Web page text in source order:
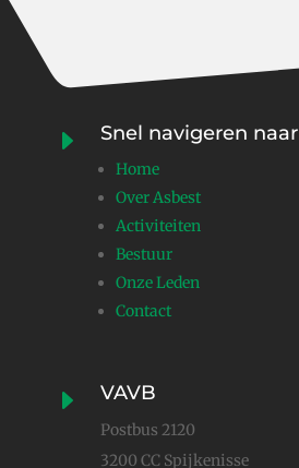
E Snel navigeren naar
Home
Over Asbest
Activiteiten
Bestuur
Onze Leden
Contact
E VAVB
Postbus 2120
3200 CC Spijkenisse